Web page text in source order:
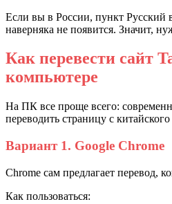
Если вы в России, пункт Русский
наверняка не появится. Значит,
Как перевести сайт
компьютере
На ПК все проще всего:
переводить страницу с
Вариант 1. Google Chrome
Chrome сам предлагает перевод,
Как пользоваться: